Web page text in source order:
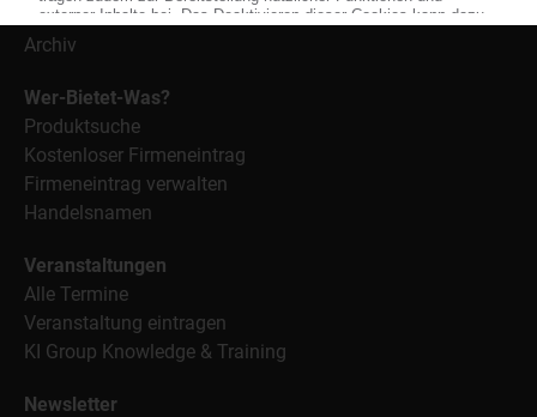
Insolvenzen
Archiv
Wer-Bietet-Was?
Produktsuche
Kostenloser Firmeneintrag
Firmeneintrag verwalten
Handelsnamen
Veranstaltungen
Alle Termine
Veranstaltung eintragen
KI Group Knowledge & Training
Newsletter